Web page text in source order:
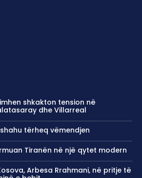
shkakton tension në
dhe Villarreal
tërheq vëmendjen
Tiranën në një qytet modern
Arbesa Rrahmani, në pritje të